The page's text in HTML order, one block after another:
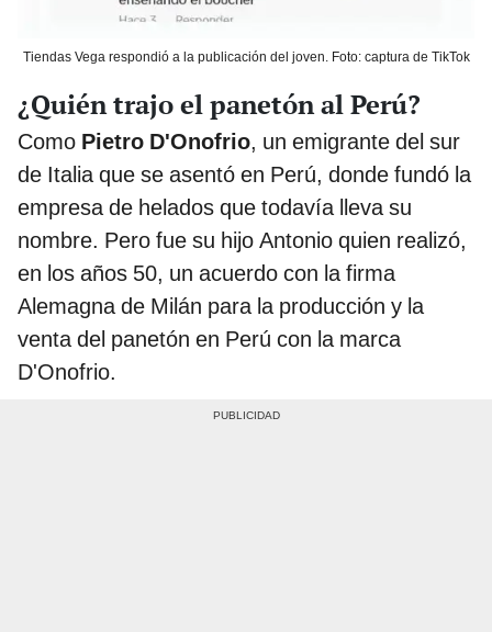
Tiendas Vega respondió a la publicación del joven. Foto: captura de TikTok
¿Quién trajo el panetón al Perú?
Como Pietro D'Onofrio, un emigrante del sur
de Italia que se asentó en Perú, donde fundó la
empresa de helados que todavía lleva su
nombre. Pero fue su hijo Antonio quien realizó,
en los años 50, un acuerdo con la firma
Alemagna de Milán para la producción y la
venta del panetón en Perú con la marca
D'Onofrio.